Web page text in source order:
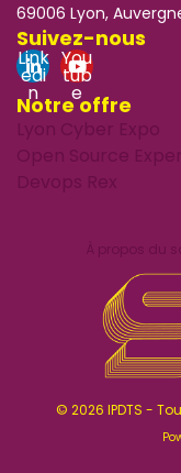
69006 Lyon,
Suivez-nous
Link
edi
n
You
tub
e
Notre offre
Lyon Cyber Expo
Open Source
Devops Rex
À propos du
© 2026 IPDTS -